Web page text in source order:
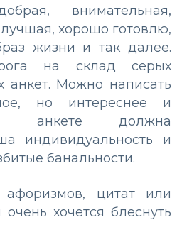
внимательная,
хорошо готовлю,
жизни и так далее.
на склад серых
анкет. Можно написать
но интереснее и
анкете должна
индивидуальность и
банальности.
афоризмов, цитат или
хочется блеснуть